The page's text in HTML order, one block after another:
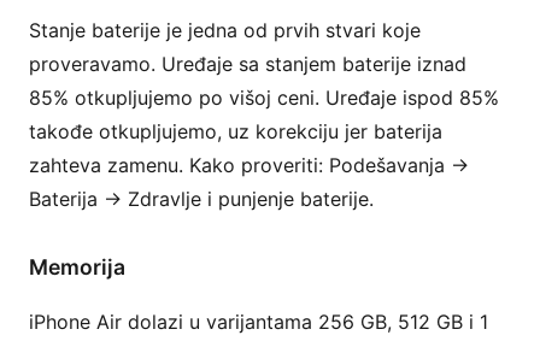
Stanje baterije je jedna od prvih stvari koje
proveravamo. Uređaje sa stanjem baterije iznad
85% otkupljujemo po višoj ceni. Uređaje ispod 85%
takođe otkupljujemo, uz korekciju jer baterija
zahteva zamenu. Kako proveriti: Podešavanja →
Baterija → Zdravlje i punjenje baterije.
Memorija
iPhone Air dolazi u varijantama 256 GB, 512 GB i 1